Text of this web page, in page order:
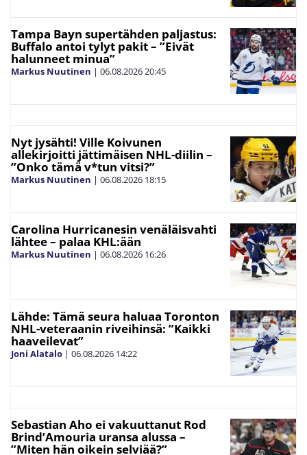
Tampa Bayn supertähden paljastus:
Buffalo antoi tylyt pakit – ”Eivät
halunneet minua”
Markus Nuutinen | 06.08.202620:45
Nyt jysähti! Ville Koivunen
allekirjoitti jättimäisen NHL-diilin –
”Onko tämä v*tun vitsi?”
Markus Nuutinen | 06.08.2026 18:15
Carolina Hurricanesin venäläisvahti
lähtee – palaa KHL:ään
Markus Nuutinen | 06.08.2026 16:26
Lähde: Tämä seura haluaa Toronton
NHL-veteraanin riveihinsä: ”Kaikki
haaveilevat”
Joni Alatalo | 06.08.2026 14:22
Sebastian Aho ei vakuuttanut Rod
Brind’Amouria uransa alussa –
”Miten hän oikein selviää?”